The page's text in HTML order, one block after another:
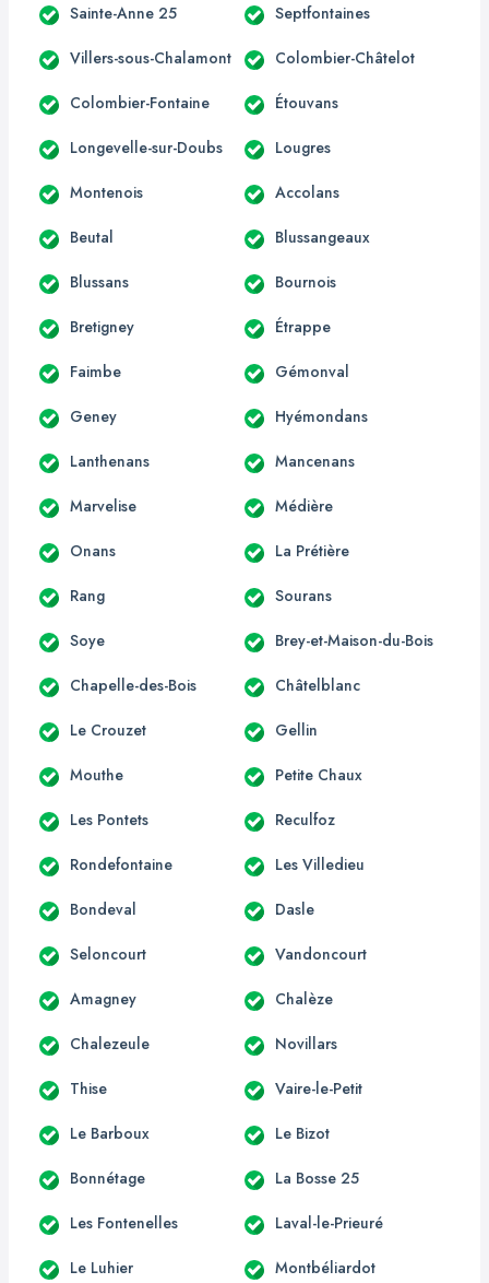
Sainte-Anne 25 Septfontaines
Villers-sous-Chalamont Colombier-Châtelot
Colombier-Fontaine Étouvans
Longevelle-sur-Doubs Lougres
Montenois Accolans
Beutal Blussangeaux
Blussans Bournois
Bretigney Étrappe
Faimbe Gémonval
Geney Hyémondans
Lanthenans Mancenans
Marvelise Médière
Onans La Prétière
Rang Sourans
Soye Brey-et-Maison-du-Bois
Chapelle-des-Bois Châtelblanc
Le Crouzet Gellin
Mouthe Petite Chaux
Les Pontets Reculfoz
Rondefontaine Les Villedieu
Bondeval Dasle
Seloncourt Vandoncourt
Amagney Chalèze
Chalezeule Novillars
Thise Vaire-le-Petit
Le Barboux Le Bizot
Bonnétage La Bosse 25
Les Fontenelles Laval-le-Prieuré
Le Luhier Montbéliardot